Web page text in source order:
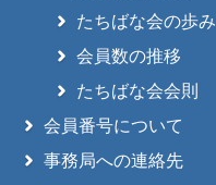
たちばな会の歩み
会員数の推移
たちばな会会則
会員番号について
事務局への連絡先